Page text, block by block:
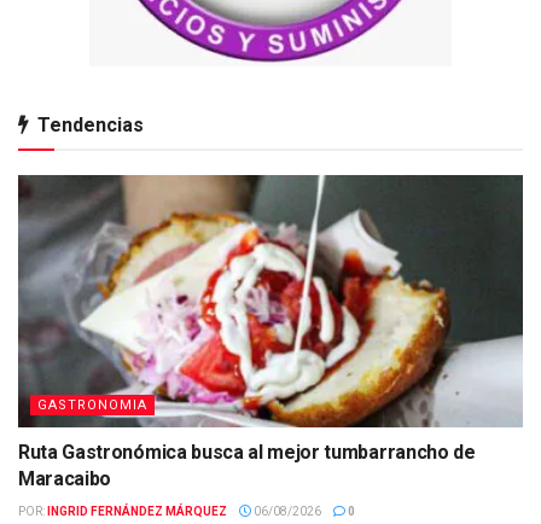
Tendencias
GASTRONOMIA
Ruta Gastronómica busca al mejor tumbarrancho de
Maracaibo
POR: INGRID FERNÁNDEZ MÁRQUEZ 06/08/2026 0